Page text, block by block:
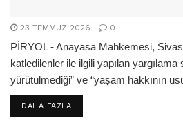
23 TEMMUZ 2026 0
PİRYOL - Anayasa Mahkemesi, Sivas
katledilenler ile ilgili yapılan yargılama
yürütülmediği” ve “yaşam hakkının
DAHA FAZLADETAILS